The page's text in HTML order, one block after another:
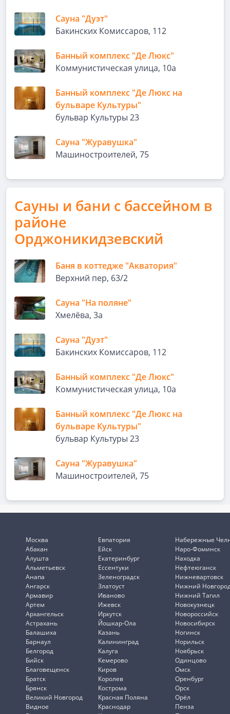
Сауна "Дуэт"
Бакинских Комиссаров, 112
Банный комплекс "Де Люкс"
​Коммунистическая улица, 10а
Банный комплекс "Де Люкс на
бульваре Культуры"
бульвар Культуры 23
Сауна "Журавушка"
Машиностроителей, 75
Сауны и бани с бассейном в
районе
Орджоникидзевский
Баня в коттедже "Акватория"
Верхний пер, 63/2
Сауна "На поляне"
​Хмелёва, 3а
Сауна "Дуэт"
Бакинских Комиссаров, 112
Банный комплекс "Де Люкс"
​Коммунистическая улица, 10а
Банный комплекс "Де Люкс на
бульваре Культуры"
бульвар Культуры 23
Сауна "Журавушка"
Машиностроителей, 75
Москва
Абакан
Алушта
Альметьевск
Анапа
Ангарск
Армавир
Артем
Архангельск
Астрахань
Балашиха
Барнаул
Белгород
Бийск
Благовещенск
Братск
Брянск
Великий Новгород
Видное
Евпатория
Ейск
Екатеринбург
Ессентуки
Зеленоградск
Златоуст
Иваново
Ижевск
Иркутск
Йошкар-Ола
Казань
Калининград
Калуга
Кемерово
Киров
Королев
Кострома
Красная Поляна
Краснодар
Набережные
Наро-Фоминск
Находка
Нефтеюганск
Нижневартовск
Нижний
Нижний Тагил
Новокузнецк
Новороссийск
Новосибирск
Ногинск
Норильск
Ноябрьск
Одинцово
Омск
Оренбург
Орск
Орёл
Пенза